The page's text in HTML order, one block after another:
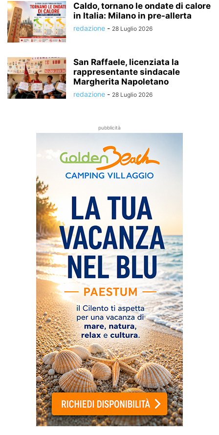
Caldo, tornano le ondate di calore
in Italia: Milano in pre-allerta
redazione - 28 Luglio 2026
San Raffaele, licenziata la
rappresentante sindacale
Margherita Napoletano
redazione - 28 Luglio 2026
pubblicità